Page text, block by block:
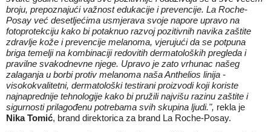
broju, prepoznajući važnost edukacije i prevencije. La Roche-
Posay već desetljećima usmjerava svoje napore upravo na
fotoprotekciju kako bi potaknuo razvoj pozitivnih navika zaštite
zdravlje kože i prevencije melanoma, vjerujući da se potpuna
briga temelji na kombinaciji redovitih dermatoloških pregleda i
pravilne svakodnevne njege. Upravo je zato vrhunac našeg
zalaganja u borbi protiv melanoma naša Anthelios linija -
visokokvalitetni, dermatološki testirani proizvodi koji koriste
najnaprednije tehnologije kako bi pružili najvišu razinu zaštite i
sigurnosti prilagođenu potrebama svih skupina ljudi.", rekla je
Nika Tomić, brand direktorica za brand La Roche-Posay.